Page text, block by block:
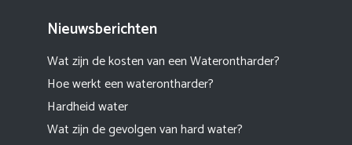
Nieuwsberichten
Wat zijn de kosten van een Waterontharder?
Hoe werkt een waterontharder?
Hardheid water
Wat zijn de gevolgen van hard water?